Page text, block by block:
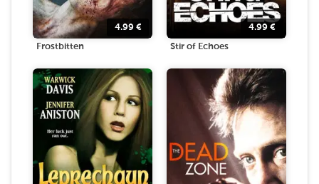
4.99 €
Frostbitten
4.99 €
Stir of Echoes